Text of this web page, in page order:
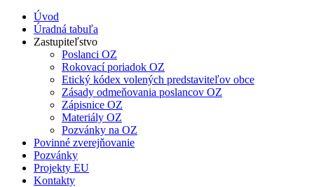
Úvod
Úradná tabuľa
Zastupiteľstvo
Poslanci OZ
Rokovací poriadok OZ
Etický kódex volených predstaviteľov obce
Zásady odmeňovania poslancov OZ
Zápisnice OZ
Materiály OZ
Pozvánky na OZ
Povinné zverejňovanie
Pozvánky
Projekty EU
Kontakty